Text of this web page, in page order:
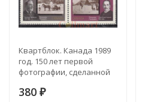
Квартблок. Канада 1989
год. 150 лет первой
фотографии, сделанной
фотографии Канады.
380 ₽